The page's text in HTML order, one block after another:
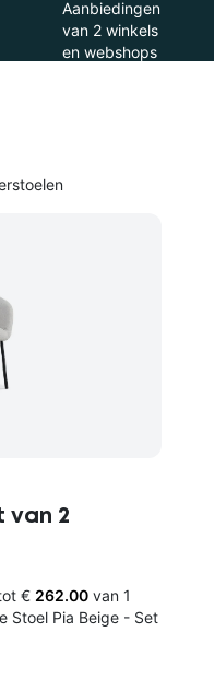
Aanbiedingen
van 2 winkels
en webshops
van 2
€ 262.00 van 1
Stoel Pia Beige - Set